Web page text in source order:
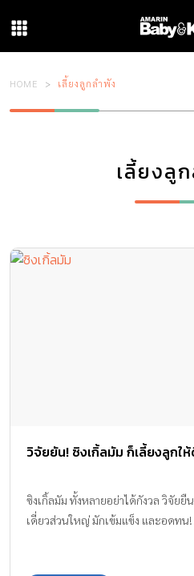
HOME เลี้ยงลูกลำพัง
เลี้ยงลู
วิจัยยัน! ซิงเกิ้ลมัม ก็เลี้ยงลูกใ
ซิงเกิ้ลมัม ทั้งหลายอย่าได้กังวล วิจัย
เดี่ยวส่วนใหญ่ มักเข้มแข็ง และอดทน!